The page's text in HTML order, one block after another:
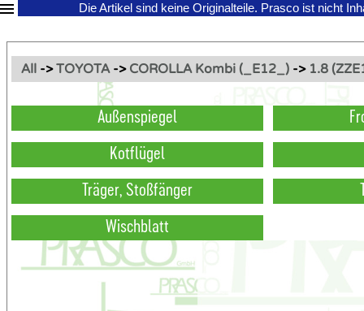
Die Artikel sind keine Originalteile. Prasco ist nicht
All ->TOYOTA -> COROLLA Kombi (_E12_) -> 1.8
Außenspiegel
Kotflügel
Träger, Stoßfänger
Wischblatt